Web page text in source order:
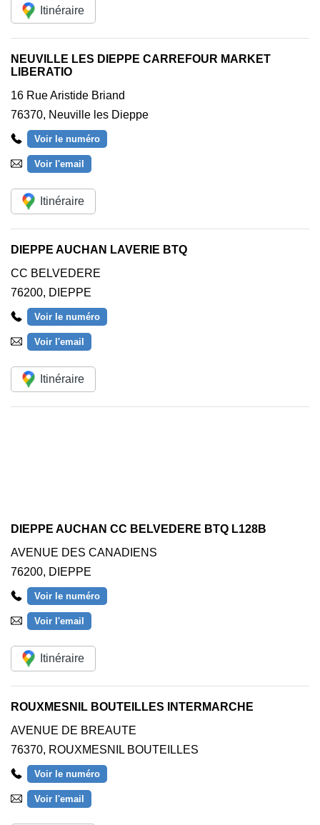
Itinéraire
NEUVILLE LES DIEPPE CARREFOUR MARKET
LIBERATIO
16 Rue Aristide Briand
76370, Neuville les Dieppe
Voir le numéro
Voir l'email
Itinéraire
DIEPPE AUCHAN LAVERIE BTQ
CC BELVEDERE
76200, DIEPPE
Voir le numéro
Voir l'email
Itinéraire
DIEPPE AUCHAN CC BELVEDERE BTQ L128B
AVENUE DES CANADIENS
76200, DIEPPE
Voir le numéro
Voir l'email
Itinéraire
ROUXMESNIL BOUTEILLES INTERMARCHE
AVENUE DE BREAUTE
76370, ROUXMESNIL BOUTEILLES
Voir le numéro
Voir l'email